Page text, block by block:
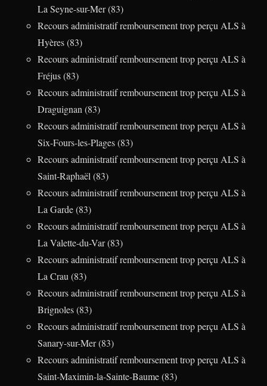
La Seyne-sur-Mer (83)
Recours administratif remboursement trop perçu ALS à
Hyères (83)
Recours administratif remboursement trop perçu ALS à
Fréjus (83)
Recours administratif remboursement trop perçu ALS à
Draguignan (83)
Recours administratif remboursement trop perçu ALS à
Six-Fours-les-Plages (83)
Recours administratif remboursement trop perçu ALS à
Saint-Raphaël (83)
Recours administratif remboursement trop perçu ALS à
La Garde (83)
Recours administratif remboursement trop perçu ALS à
La Valette-du-Var (83)
Recours administratif remboursement trop perçu ALS à
La Crau (83)
Recours administratif remboursement trop perçu ALS à
Brignoles (83)
Recours administratif remboursement trop perçu ALS à
Sanary-sur-Mer (83)
Recours administratif remboursement trop perçu ALS à
Saint-Maximin-la-Sainte-Baume (83)